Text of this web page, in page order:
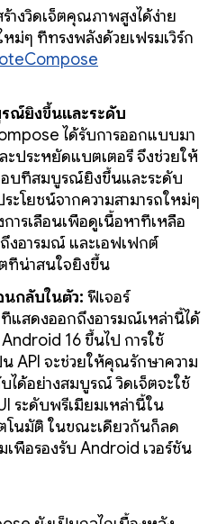
างวิดเจ็ตคุณภาพสูงได้ง่าย
ม่ๆ ที่ทรงพลังด้วยเฟรมเวิร์ก
ณ์ยิ่งขึ้นและระดับ
ได้รับการออกแบบมา
ประหยัดแบตเตอรี่ จึงช่วยให้
บที่สมบูรณ์ยิ่งขึ้นและระดับ
ะโยชน์จากความสามารถใหม่ๆ
การเลื่อนเพื่อดูเนื้อหาที่เหลือ
งอารมณ์ และเอฟเฟกต์
ที่น่าสนใจยิ่งขึ้น
นกลับในตัว: ฟีเจอร์
แสดงออกถึงอารมณ์เหล่านี้ได้
16 ขึ้นไป การใช้
API จะช่วยให้คุณรักษาความ
ได้อย่างสมบูรณ์ วิดเจ็ตจะใช้
ระดับพรีเมียมเหล่านี้ใน
นมัติ ในขณะเดียวกันก็ลด
เพื่อรองรับ Android เวอร์ชัน